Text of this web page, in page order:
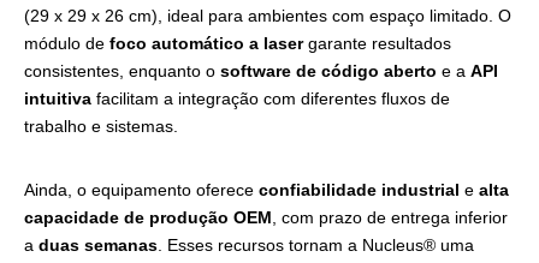
(29 x 29 x 26 cm), ideal para ambientes com espaço limitado. O
módulo de foco automático a lasergarante resultados
consistentes, enquanto o software de código aberto e a API
intuitiva facilitam a integração com diferentes fluxos de
trabalho e sistemas.
Ainda, o equipamento oferece confiabilidade industrial e alta
capacidade de produção OEM, com prazo de entrega inferior
a duas semanas. Esses recursos tornam a Nucleus® uma